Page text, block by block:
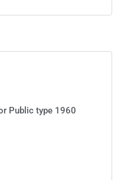
Public type 1960